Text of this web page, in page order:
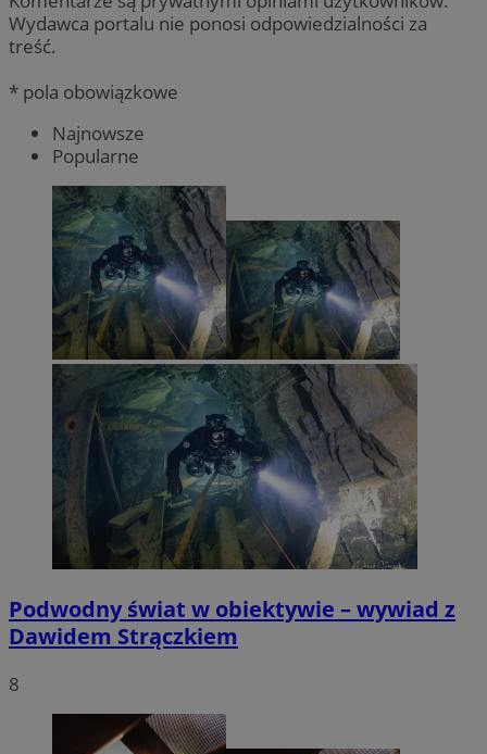
Wydawca portalu nie ponosi odpowiedzialności za
treść.
* pola obowiązkowe
Najnowsze
Popularne
Podwodny świat w obiektywie – wywiad z
Dawidem Strączkiem
8